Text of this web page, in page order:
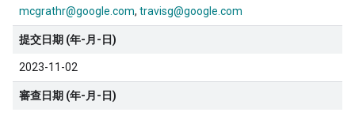
mcgrathr@google.com travisg@google.com
提交日期 (年-月-日)
2023-11-02
審查日期 (年-月-日)